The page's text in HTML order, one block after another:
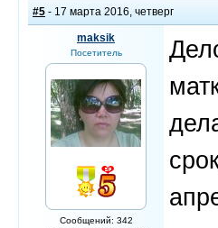
#5 - 17 марта 2016, четверг
maksik
Посетитель
Сообщений: 342